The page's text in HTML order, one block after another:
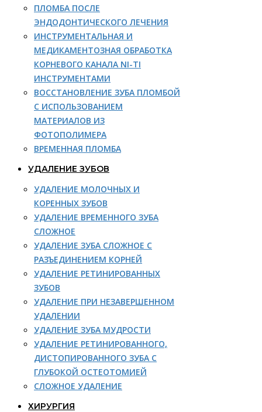
ПЛОМБА ПОСЛЕ
ЭНДОДОНТИЧЕСКОГО ЛЕЧЕНИЯ
ИНСТРУМЕНТАЛЬНАЯ И
МЕДИКАМЕНТОЗНАЯ ОБРАБОТКА
КОРНЕВОГО КАНАЛА NI-TI
ИНСТРУМЕНТАМИ
ВОССТАНОВЛЕНИЕ ЗУБА ПЛОМБОЙ
С ИСПОЛЬЗОВАНИЕМ
МАТЕРИАЛОВ ИЗ
ФОТОПОЛИМЕРА
ВРЕМЕННАЯ ПЛОМБА
УДАЛЕНИЕ ЗУБОВ
УДАЛЕНИЕ МОЛОЧНЫХ И
КОРЕННЫХ ЗУБОВ
УДАЛЕНИЕ ВРЕМЕННОГО ЗУБА
СЛОЖНОЕ
УДАЛЕНИЕ ЗУБА СЛОЖНОЕ С
РАЗЪЕДИНЕНИЕМ КОРНЕЙ
УДАЛЕНИЕ РЕТИНИРОВАННЫХ
ЗУБОВ
УДАЛЕНИЕ ПРИ НЕЗАВЕРШЕННОМ
УДАЛЕНИИ
УДАЛЕНИЕ ЗУБА МУДРОСТИ
УДАЛЕНИЕ РЕТИНИРОВАННОГО,
ДИСТОПИРОВАННОГО ЗУБА С
ГЛУБОКОЙ ОСТЕОТОМИЕЙ
СЛОЖНОЕ УДАЛЕНИЕ
ХИРУРГИЯ